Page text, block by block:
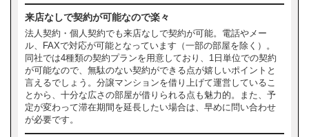
来店なしで契約が可能なので楽々
法人契約・個人契約でも来店なしで契約が可能。電話やメー
ル、FAXで対応が可能となっています（一部の部屋を除く）。
同社では4種類の契約プランを用意しており、1日単位での契約
が可能なので、無駄のない契約ができる点が嬉しいポイントと
言えるでしょう。分譲マンションを借り上げて運営しているこ
とから、十分な広さの部屋が借りられる点も魅力的。また、予
定が変わって滞在期間を延長したい場合は、早めに問い合わせ
が必要です。